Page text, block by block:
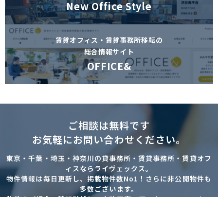
New Office Style
賃貸オフィス・賃貸事務所移転の
総合情報サイト
OFFICE&
ご相談は無料です
お気軽にお問い合わせください。
東京・千葉・埼玉・神奈川の貸事務所・賃貸事務所・賃貸オフ
ィスならライヴェックス。
物件情報は毎日更新し、掲載物件数No1！さらに非公開物件も
多数ございます。